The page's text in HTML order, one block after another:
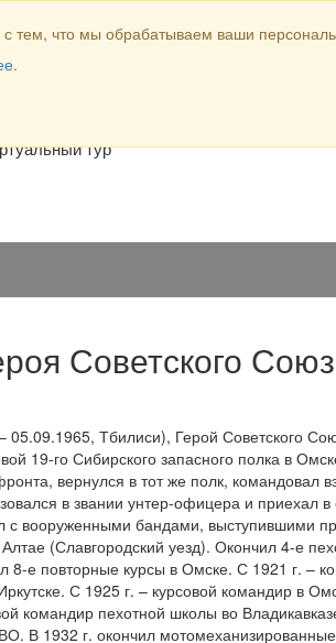
тур
Советского
Тбилиси), Герой Советского
19-го Сибирского запасного полка в
вернулся в тот же полк, командовал
в звании унтер-офицера и приехал в
с вооруженными бандами, выступившими
(Славгородский уезд). Окончил 4-е
е повторные курсы в Омске. С 1921 г. –
С 1925 г. – курсовой командир в
командир пехотной школы во
В 1932 г. окончил
тем, что мы обрабатываем ваши
.